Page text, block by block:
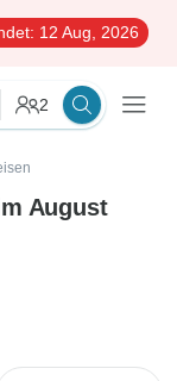
12 Aug, 2026
2
August